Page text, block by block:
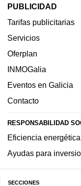
PUBLICIDAD
Tarifas publicitarias
Servicios
Oferplan
INMOGalia
Eventos en Galicia
Contacto
RESPONSABILIDAD
Eficiencia energética
Ayudas para
SECCIONES